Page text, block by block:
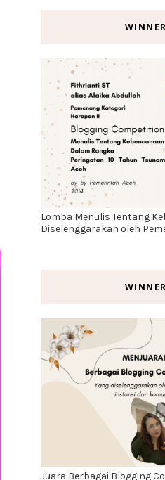
WINNER
Lomba Menulis Tentang
Diselenggarakan oleh
WINNER
Juara Berbagai Blogging